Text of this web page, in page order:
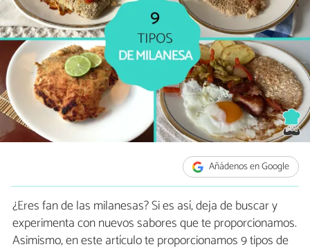
Añádenos en Google
¿Eres fan de las milanesas? Si es así, deja de buscar y
experimenta con nuevos sabores que te proporcionamos.
Asimismo, en este artículo te proporcionamos 9 tipos de